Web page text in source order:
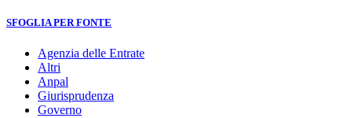
SFOGLIA PER FONTE
Agenzia delle Entrate
Altri
Anpal
Giurisprudenza
Governo